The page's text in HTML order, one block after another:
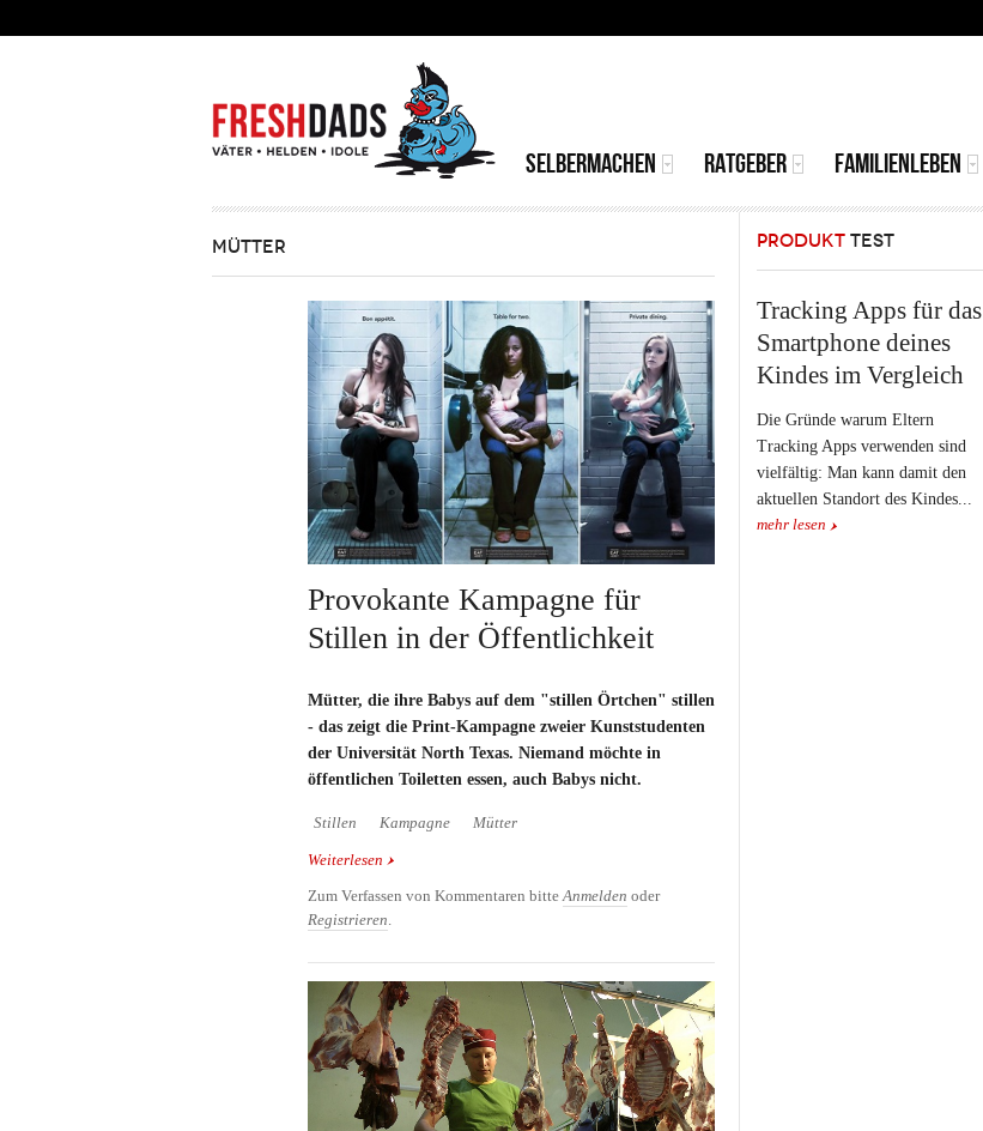
MAINMENU
SELBERMACHEN RATGEBER FAMILIENLEBEN
MÜTTER
Provokante Kampagne für
Stillen in der Öffentlichkeit
Mütter, die ihre Babys auf dem "stillen Örtchen" stillen
- das zeigt die Print-Kampagne zweier Kunststudenten
der Universität North Texas. Niemand möchte in
öffentlichen Toiletten essen, auch Babys nicht.
Stillen Kampagne Mütter
Weiterlesen über Provokante Kampagne für Stillen in der
Zum Verfassen von Kommentaren bitteAnmelden oder
Registrieren.
PRODUKT TEST
Tracking Apps für das
Smartphone deines
Kindes im Vergleich
Die Gründe warum Eltern
Tracking Apps verwenden sind
vielfältig: Man kann damit den
aktuellen Standort des Kindes...
mehr lesen